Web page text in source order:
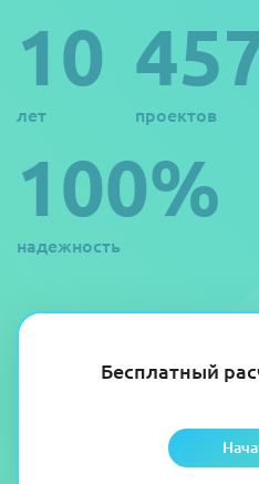
Бесплатный
10
лет проектов
100%
надежность